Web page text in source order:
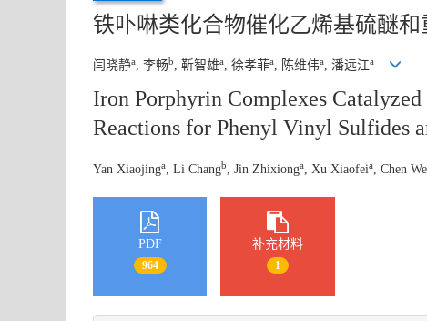
铁卟啉类化合物催化乙烯基硫醚
闫晓静a, 李畅b, 靳智雄a, 徐孝菲a, 陈维伟a, 潘远江a
Iron Porphyrin Complexes
Reactions for Phenyl Vinyl Sulfides
Yan Xiaojinga , Li Changb , Jin Zhixionga , Xu Xiaofeia , Chen
PDF
964
补充材料
1